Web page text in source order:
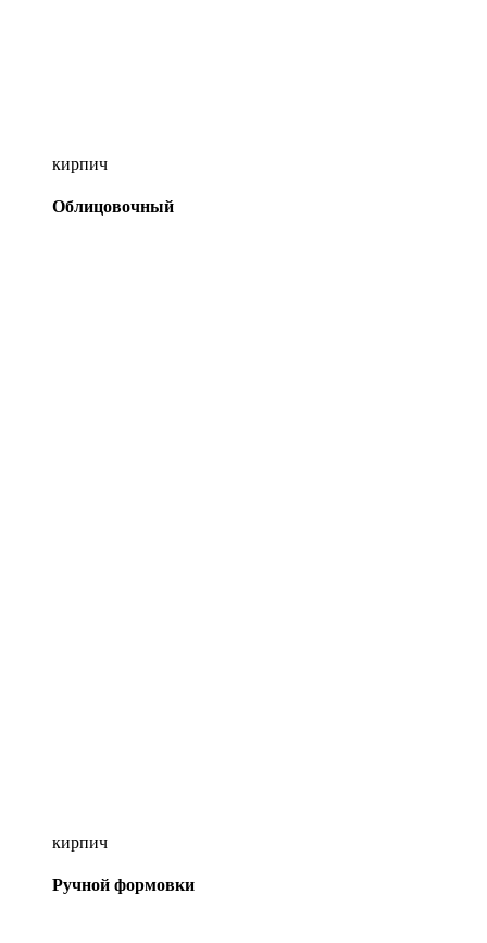
кирпич
Облицовочный
кирпич
Ручной формовки